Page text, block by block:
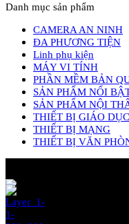
Danh mục sản phẩm
CAMERA AN NINH
ĐA PHƯƠNG TIỆN
Linh phụ kiện
MÁY VI TÍNH
PHẦN MỀM BẢN
SẢN PHẨM NỔI
SẢN PHẨM NỘI
THIẾT BỊ GIÁO DỤC
THIẾT BỊ MẠNG
THIẾT BỊ VĂN